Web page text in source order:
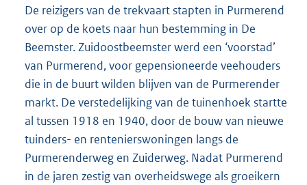
De reizigers van de trekvaart stapten in Purmerend
over op de koets naar hun bestemming in De
Beemster. Zuidoostbeemster werd een ‘voorstad’
van Purmerend, voor gepensioneerde veehouders
die in de buurt wilden blijven van de Purmerender
markt. De verstedelijking van de tuinenhoek startte
al tussen 1918 en 1940, door de bouw van nieuwe
tuinders- en rentenierswoningen langs de
Purmerenderweg en Zuiderweg. Nadat Purmerend
in de jaren zestig van overheidswege als groeikern